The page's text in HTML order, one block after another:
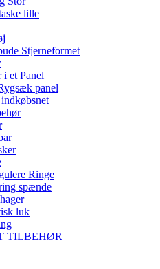
lille
Stjerneformet
i et Panel
panel
Ringe
spænde
luk
TILBEHØR